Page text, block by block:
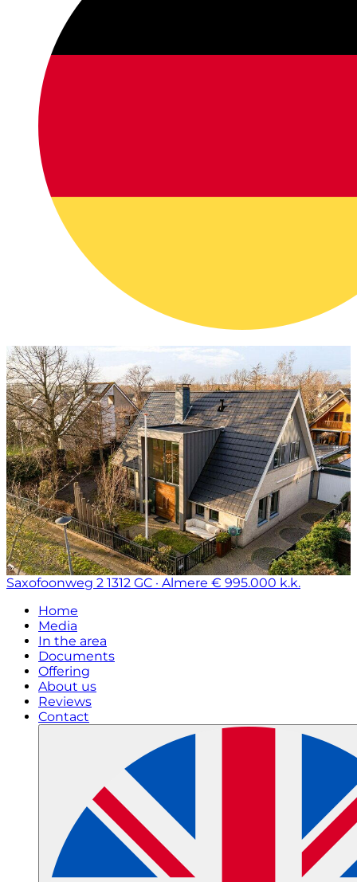
Saxofoonweg 2 1312 GC · Almere € 995.000 k.k.
Home
Media
In the area
Documents
Offering
About us
Reviews
Contact